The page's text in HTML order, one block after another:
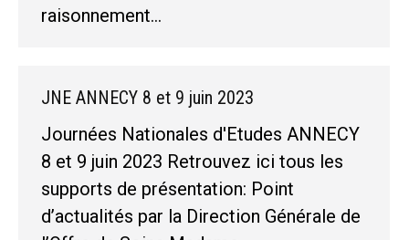
raisonnement…
JNE ANNECY 8 et 9 juin 2023
Journées Nationales d'Etudes ANNECY
8 et 9 juin 2023 Retrouvez ici tous les
supports de présentation: Point
d’actualités par la Direction Générale de